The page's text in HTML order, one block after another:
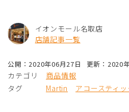
イオンモール名取店
店舗記事一覧
公開：2020年06月27日 更新：2020
カテゴリ
商品情報
タグ
Martin アコースティ